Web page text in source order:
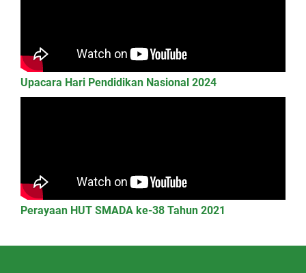
Upacara Hari Pendidikan Nasional 2024
Perayaan HUT SMADA ke-38 Tahun 2021